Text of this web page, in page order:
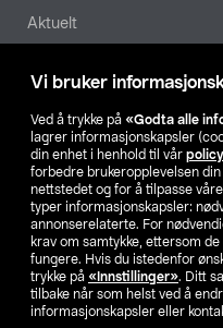
Vi bruker
Ved å trykke på «Godta alle
lagrer informasjonskapsler
din enhet i henhold til vår
forbedre brukeropplevelsen
nettstedet og for å tilpasse
typer informasjonskapsler:
annonserelaterte. For
krav om samtykke, ettersom
fungere. Hvis du istedenfor
trykke på «Innstillinger». Ditt
tilbake når som helst ved å
informasjonskapsler eller
Aktuelt
Våre selskaper
SE